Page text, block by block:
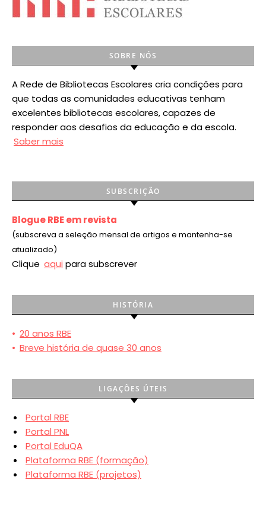
SOBRE NÓS
A Rede de Bibliotecas Escolares cria condições para
que todas as comunidades educativas tenham
excelentes bibliotecas escolares, capazes de
responder aos desafios da educação e da escola.
Saber mais
SUBSCRIÇÃO
Blogue RBE em revista
(subscreva a seleção mensal de artigos e mantenha-se
atualizado)
Clique aqui para subscrever
HISTÓRIA
• 20 anos RBE
• Breve história de quase 30 anos
LIGAÇÕES ÚTEIS
Portal RBE
Portal PNL
Portal EduQA
Plataforma RBE (formação)
Plataforma RBE (projetos)